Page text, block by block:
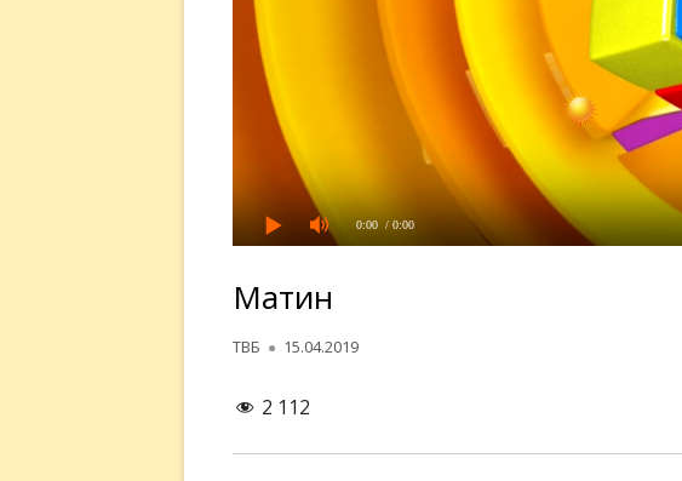
0:00 / 0:00
Матин
Автор
ТВБ Опубликовано
15.04.2019
2 112